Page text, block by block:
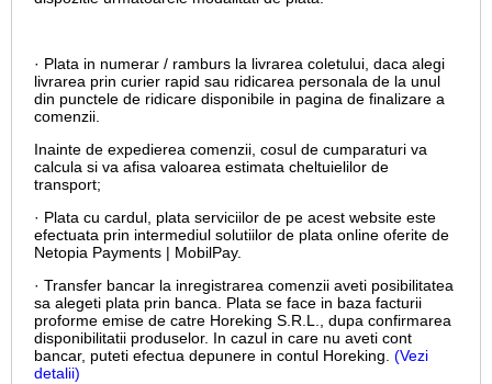
· Plata in numerar / ramburs la livrarea coletului, daca alegi
livrarea prin curier rapid sau ridicarea personala de la unul
din punctele de ridicare disponibile in pagina de finalizare a
comenzii.
Inainte de expedierea comenzii, cosul de cumparaturi va
calcula si va afisa valoarea estimata cheltuielilor de
transport;
· Plata cu cardul, plata serviciilor de pe acest website este
efectuata prin intermediul solutiilor de plata online oferite de
Netopia Payments | MobilPay.
· Transfer bancar la inregistrarea comenzii aveti posibilitatea
sa alegeti plata prin banca. Plata se face in baza facturii
proforme emise de catre Horeking S.R.L., dupa confirmarea
disponibilitatii produselor. In cazul in care nu aveti cont
bancar, puteti efectua depunere in contul Horeking. (Vezi
detalii)